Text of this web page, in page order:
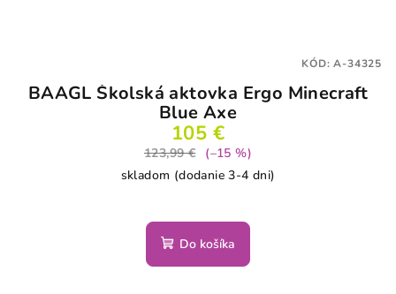
BAAGL Školská aktovka Ergo Minecraft
Blue Axe
105 €
123,99 €
(–15 %)
skladom (dodanie 3-4 dni)
Do košíka
KÓD:A-34325